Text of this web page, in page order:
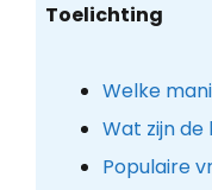
Toelichting
Welke
Wat zijn de
Populaire